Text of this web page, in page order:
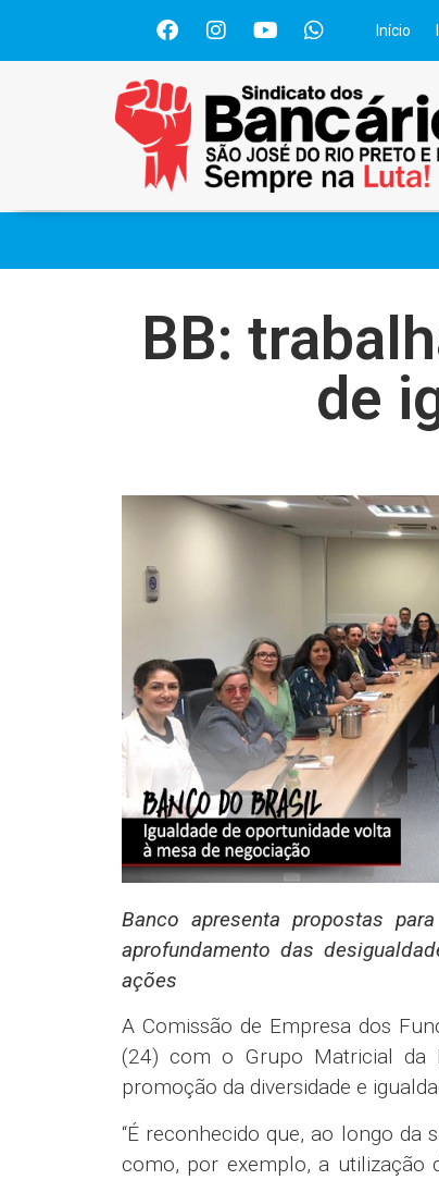
Início
BB:
de
Banco apresenta propostas
aprofundamento das
ações
A Comissão de Empresa dos
(24) com o Grupo Matricial da
promoção da diversidade e
“É reconhecido que, ao longo da
como, por exemplo, a utilização